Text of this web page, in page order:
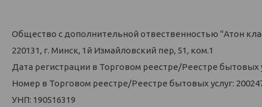
Общество с дополнительной отвественностью "Атон
220131, г. Минск, 1й Измайловский пер, 51, ком.1
Дата регистрации в Торговом реестре/Реестре бытовых
Номер в Торговом реестре/Реестре бытовых услуг:
УНП: 190516319